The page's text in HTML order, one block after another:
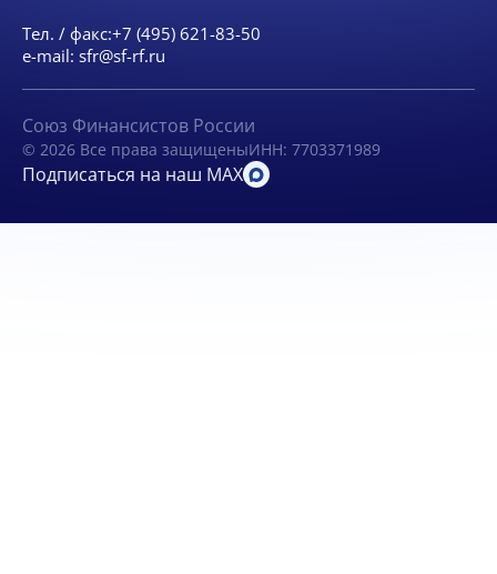
Тел. / факс:+7 (495) 621-83-50
e-mail: sfr@sf-rf.ru
Союз Финансистов России
© 2026 Все права защищеныИНН: 7703371989
Подписаться на наш MAX